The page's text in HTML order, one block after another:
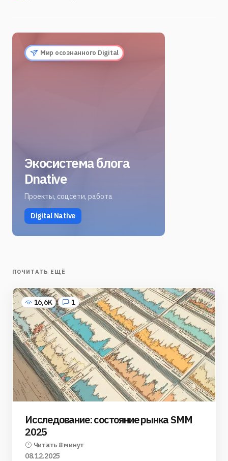
Мир осознанного Digital
Экосистема блога
Dnative
Проекты, соцсети, работа
Digital Native
ПОЧИТАТЬ ЕЩЁ
16,6K 1
Исследование: состояние рынка SMM
2025
Читать 8 минут
08.12.2025